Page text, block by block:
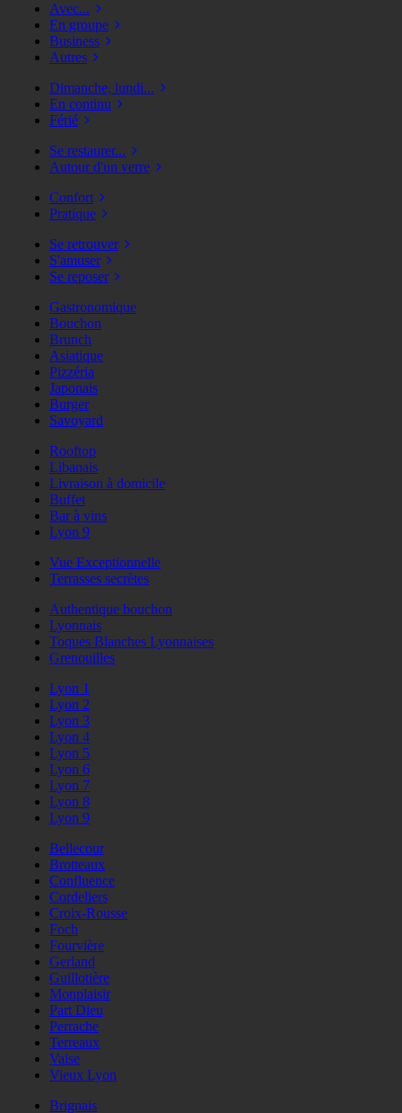
Avec...
En groupe
Business
Autres
Dimanche, lundi...
En continu
Férié
Se restaurer...
Autour d'un verre
Confort
Pratique
Se retrouver
S'amuser
Se reposer
Gastronomique
Bouchon
Brunch
Asiatique
Pizzéria
Japonais
Burger
Savoyard
Rooftop
Libanais
Livraison à domicile
Buffet
Bar à vins
Lyon 9
Vue Exceptionnelle
Terrasses secrètes
Authentique bouchon
Lyonnais
Toques Blanches Lyonnaises
Grenouilles
Lyon 1
Lyon 2
Lyon 3
Lyon 4
Lyon 5
Lyon 6
Lyon 7
Lyon 8
Lyon 9
Bellecour
Brotteaux
Confluence
Cordeliers
Croix-Rousse
Foch
Fourvière
Gerland
Guillotière
Monplaisir
Part Dieu
Perrache
Terreaux
Vaise
Vieux Lyon
Brignais